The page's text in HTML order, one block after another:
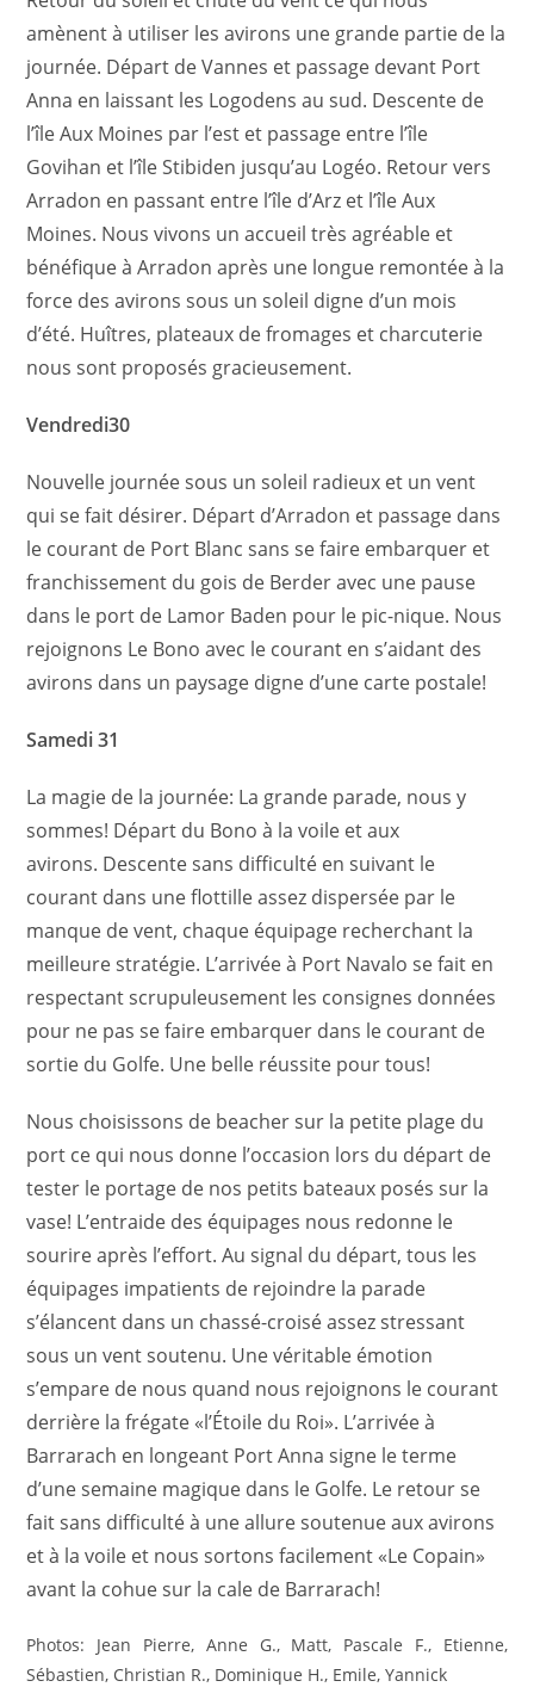
amènent à utiliser les avirons une grande partie de la
journée. Départ de Vannes et passage devant Port
Anna en laissant les Logodens au sud. Descente de
l’île Aux Moines par l’est et passage entre l’île
Govihan et l’île Stibiden jusqu’au Logéo. Retour vers
Arradon en passant entre l’île d’Arz et l’île Aux
Moines. Nous vivons un accueil très agréable et
bénéfique à Arradon après une longue remontée à la
force des avirons sous un soleil digne d’un mois
d’été. Huîtres, plateaux de fromages et charcuterie
nous sont proposés gracieusement.
Vendredi30
Nouvelle journée sous un soleil radieux et un vent
qui se fait désirer. Départ d’Arradon et passage dans
le courant de Port Blanc sans se faire embarquer et
franchissement du gois de Berder avec une pause
dans le port de Lamor Baden pour le pic-nique. Nous
rejoignons Le Bono avec le courant en s’aidant des
avirons dans un paysage digne d’une carte postale!
Samedi 31
La magie de la journée: La grande parade, nous y
sommes! Départ du Bono à la voile et aux
avirons. Descente sans difficulté en suivant le
courant dans une flottille assez dispersée par le
manque de vent, chaque équipage recherchant la
meilleure stratégie. L’arrivée à Port Navalo se fait en
respectant scrupuleusement les consignes données
pour ne pas se faire embarquer dans le courant de
sortie du Golfe. Une belle réussite pour tous!
Nous choisissons de beacher sur la petite plage du
port ce qui nous donne l’occasion lors du départ de
tester le portage de nos petits bateaux posés sur la
vase! L’entraide des équipages nous redonne le
sourire après l’effort.Au signal du départ, tous les
équipages impatients de rejoindre la parade
s’élancent dans un chassé-croisé assez stressant
sous un vent soutenu. Une véritable émotion
s’empare de nous quand nous rejoignons le courant
derrière la frégate «l’Étoile du Roi». L’arrivée à
Barrarach en longeant Port Anna signe le terme
d’une semaine magique dans le Golfe. Le retour se
fait sans difficulté à une allure soutenue aux avirons
et à la voile et nous sortons facilement «Le Copain»
avant la cohue sur la cale de Barrarach!
Photos: Jean Pierre, Anne G., Matt, Pascale F., Etienne,
Sébastien, Christian R., Dominique H., Emile, Yannick